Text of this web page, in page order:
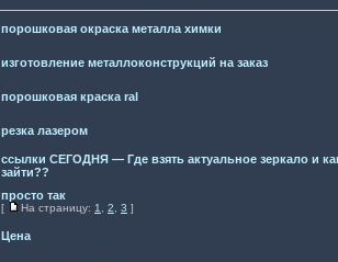
порошковая окраска металла химки
изготовление металлоконструкций на заказ
порошковая краска ral
резка лазером
ссылки СЕГОДНЯ — Где взять актуальное зеркало и
зайти??
просто так
[ На страницу: 1 2 3 ]
Цена